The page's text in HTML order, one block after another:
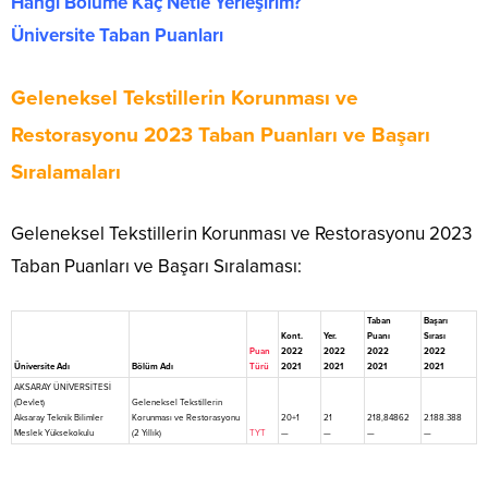
Üniversite Taban Puanları
Geleneksel Tekstillerin Korunması ve
Restorasyonu 2023 Taban Puanları ve Başarı
Sıralamaları
Geleneksel Tekstillerin Korunması ve Restorasyonu 2023
Taban Puanları ve Başarı Sıralaması:
Üniversite Adı Bölüm Adı
Puan
Türü
Kont.
2022
2021
Yer.
2022
2021
Taban
Puanı
2022
2021
Başarı
Sırası
2022
2021
AKSARAY ÜNİVERSİTESİ
(Devlet)
Aksaray Teknik Bilimler
Meslek Yüksekokulu
Geleneksel Tekstillerin
Korunması ve Restorasyonu
(2 Yıllık)
TYT
20+1
—
21
—
218,84862
—
2.188.388
—